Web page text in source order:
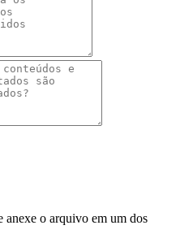
anexe o arquivo em um dos